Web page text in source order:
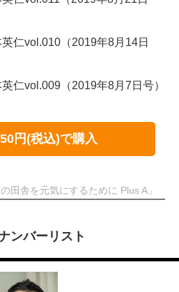
仁vol.010（2019年8月14日
仁vol.009（2019年8月7日号）
円(税込)で購入
舎を元気にするために Plus A」
ンバーリスト